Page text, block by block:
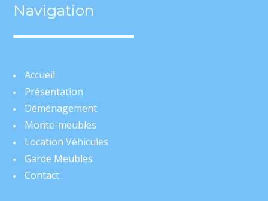
Navigation
Accueil
Présentation
Déménagement
Monte-meubles
Location Véhicules
Garde Meubles
Contact